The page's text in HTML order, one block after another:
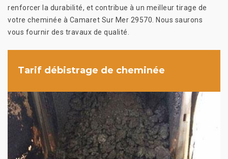
renforcer la durabilité, et contribue à un meilleur tirage de
votre cheminée à Camaret Sur Mer 29570. Nous saurons
vous fournir des travaux de qualité.
Tarif débistrage de cheminée